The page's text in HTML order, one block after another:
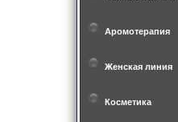
Аромотерапия
Женская линия
Косметика